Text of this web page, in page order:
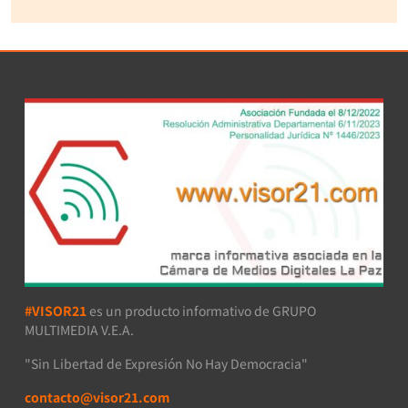
#VISOR21 es un producto informativo de GRUPO
MULTIMEDIA V.E.A.
"Sin Libertad de Expresión No Hay Democracia"
contacto@visor21.com